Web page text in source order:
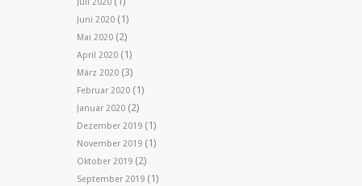
Juli 2020
Juni 2020 (1)
Mai 2020 (2)
April 2020 (1)
März 2020 (3)
Februar 2020 (1)
Januar 2020 (2)
Dezember 2019 (1)
November 2019 (1)
Oktober 2019 (2)
September 2019 (1)